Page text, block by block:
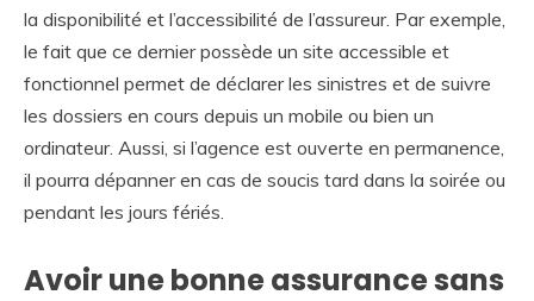
la disponibilité et l’accessibilité de l’assureur. Par exemple,
le fait que ce dernier possède un site accessible et
fonctionnel permet de déclarer les sinistres et de suivre
les dossiers en cours depuis un mobile ou bien un
ordinateur. Aussi, si l’agence est ouverte en permanence,
il pourra dépanner en cas de soucis tard dans la soirée ou
pendant les jours fériés.
Avoir une bonne assurance sans